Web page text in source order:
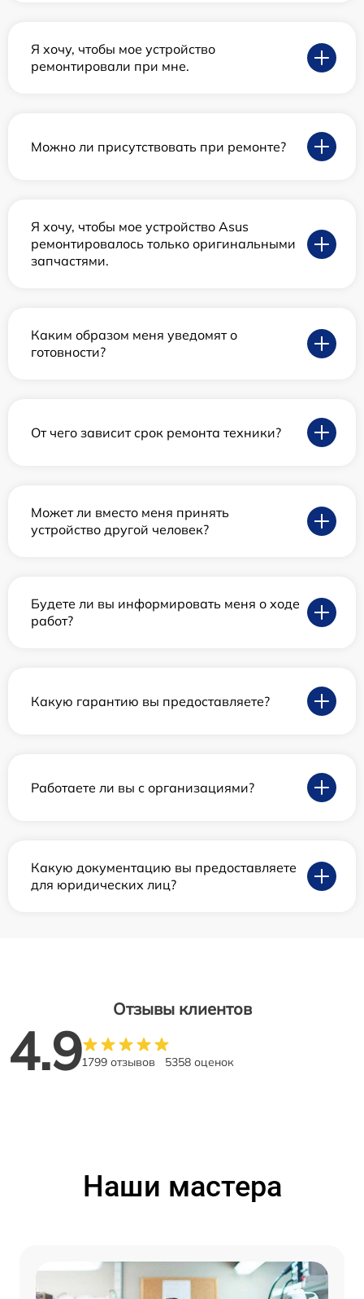
Я хочу, чтобы мое устройство
ремонтировали при мне.
Можно ли присутствовать при ремонте?
Я хочу, чтобы мое устройство Asus
ремонтировалось только оригинальными
запчастями.
Каким образом меня уведомят о
готовности?
От чего зависит срок ремонта техники?
Может ли вместо меня принять
устройство другой человек?
Будете ли вы информировать меня о ходе
работ?
Какую гарантию вы предоставляете?
Работаете ли вы с организациями?
Какую документацию вы предоставляете
для юридических лиц?
Отзывы клиентов
4.91799 отзывов 5358 оценок
Наши мастера